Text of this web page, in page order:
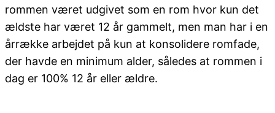
rommen været udgivet som en rom hvor kun det
ældste har været 12 år gammelt, men man har i en
årrække arbejdet på kun at konsolidere romfade,
der havde en minimum alder, således at rommen i
dag er 100% 12 år eller ældre.